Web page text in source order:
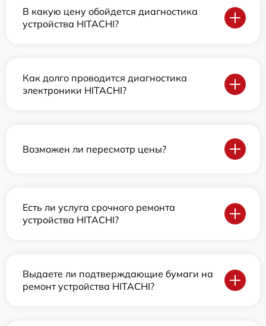
В какую цену обойдется диагностика
устройства HITACHI?
Как долго проводится диагностика
электроники HITACHI?
Возможен ли пересмотр цены?
Есть ли услуга срочного ремонта
устройства HITACHI?
Выдаете ли подтверждающие бумаги на
ремонт устройства HITACHI?